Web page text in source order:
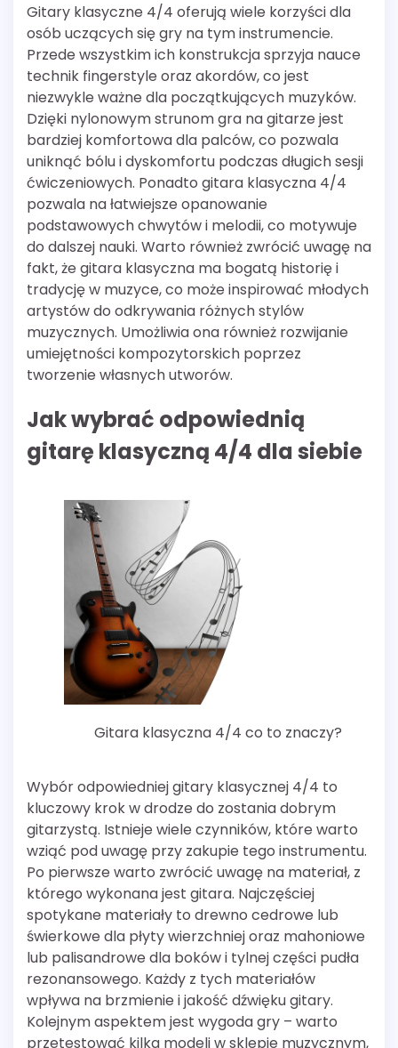
Gitary klasyczne 4/4 oferują wiele korzyści dla
osób uczących się gry na tym instrumencie.
Przede wszystkim ich konstrukcja sprzyja nauce
technik fingerstyle oraz akordów, co jest
niezwykle ważne dla początkujących muzyków.
Dzięki nylonowym strunom gra na gitarze jest
bardziej komfortowa dla palców, co pozwala
uniknąć bólu i dyskomfortu podczas długich sesji
ćwiczeniowych. Ponadto gitara klasyczna 4/4
pozwala na łatwiejsze opanowanie
podstawowych chwytów i melodii, co motywuje
do dalszej nauki. Warto również zwrócić uwagę na
fakt, że gitara klasyczna ma bogatą historię i
tradycję w muzyce, co może inspirować młodych
artystów do odkrywania różnych stylów
muzycznych. Umożliwia ona również rozwijanie
umiejętności kompozytorskich poprzez
tworzenie własnych utworów.
Jak wybrać odpowiednią
gitarę klasyczną 4/4 dla siebie
Gitara klasyczna 4/4 co to znaczy?
Wybór odpowiedniej gitary klasycznej 4/4 to
kluczowy krok w drodze do zostania dobrym
gitarzystą. Istnieje wiele czynników, które warto
wziąć pod uwagę przy zakupie tego instrumentu.
Po pierwsze warto zwrócić uwagę na materiał, z
którego wykonana jest gitara. Najczęściej
spotykane materiały to drewno cedrowe lub
świerkowe dla płyty wierzchniej oraz mahoniowe
lub palisandrowe dla boków i tylnej części pudła
rezonansowego. Każdy z tych materiałów
wpływa na brzmienie i jakość dźwięku gitary.
Kolejnym aspektem jest wygoda gry – warto
przetestować kilka modeli w sklepie muzycznym,